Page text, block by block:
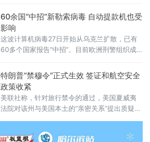
味着那些在美国没有近亲或者商业联系的人
士，在申请美国签证时可能被拒。
60余国“中招”新勒索病毒 自动提款机也受
影响
这波计算机病毒27日开始从乌克兰扩散，已有
60多个国家报告“中招”。目前欧洲刑警组织成
特朗普“禁穆令”正式生效 签证和航空安全
政策收紧
美联社称，针对旅行禁令的通过，美国夏威夷
法院对该州与美国本土的“亲密关系”提出质疑，